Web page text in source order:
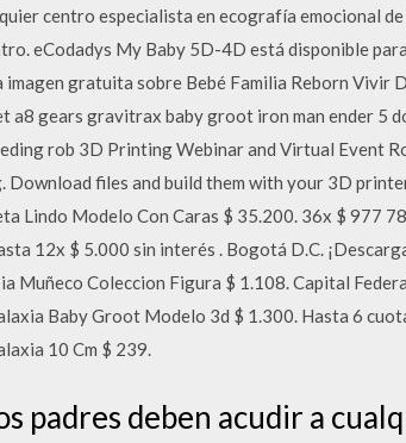
centro especialista en ecografía emocional
eCodadys My Baby 5D-4D está disponible
gratuita sobre Bebé Familia Reborn Vivir
a8 gears gravitrax baby groot iron man ender 5
rob 3D Printing Webinar and Virtual Event
files and build them with your 3D
Lindo Modelo Con Caras $ 35.200. 36x $ 977
12x $ 5.000 sin interés . Bogotá D.C.
Muñeco Coleccion Figura $ 1.108. Capital
Baby Groot Modelo 3d $ 1.300. Hasta 6
10 Cm $ 239.
padres deben acudir a